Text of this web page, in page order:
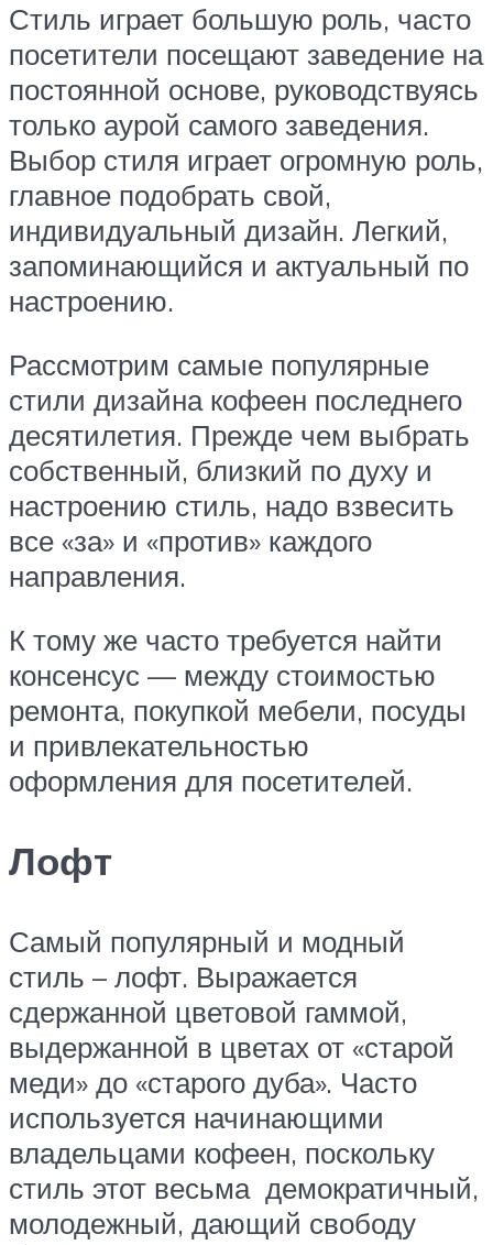
Стиль играет большую роль, часто
посетители посещают заведение на
постоянной основе, руководствуясь
только аурой самого заведения.
Выбор стиля играет огромную роль,
главное подобрать свой,
индивидуальный дизайн. Легкий,
запоминающийся и актуальный по
настроению.
Рассмотрим самые популярные
стили дизайна кофеен последнего
десятилетия. Прежде чем выбрать
собственный, близкий по духу и
настроению стиль, надо взвесить
все «за» и «против» каждого
направления.
К тому же часто требуется найти
консенсус — между стоимостью
ремонта, покупкой мебели, посуды
и привлекательностью
оформления для посетителей.
Лофт
Самый популярный и модный
стиль – лофт. Выражается
сдержанной цветовой гаммой,
выдержанной в цветах от «старой
меди» до «старого дуба». Часто
используется начинающими
владельцами кофеен, поскольку
стиль этот весьма демократичный,
молодежный, дающий свободу